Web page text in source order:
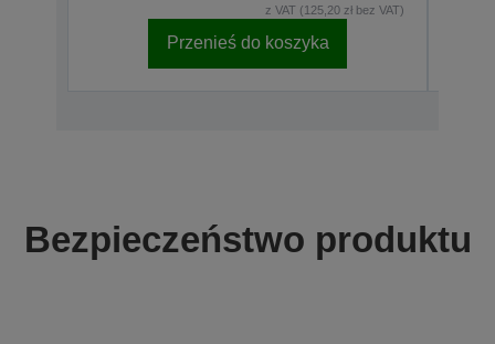
z VAT (125,20 zł bez VAT)
Przenieś do koszyka
Bezpieczeństwo produktu